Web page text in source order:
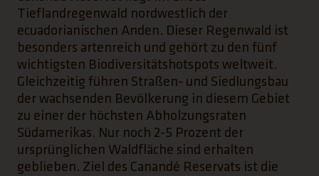
Tieflandregenwald nordwestlich der
ecuadorianischen Anden. Dieser Regenwald ist
besonders artenreich und gehört zu den fünf
wichtigsten Biodiversitätshotspots weltweit.
Gleichzeitig führen Straßen- und Siedlungsbau
der wachsenden Bevölkerung in diesem Gebiet
zu einer der höchsten Abholzungsraten
Südamerikas. Nur noch 2-5 Prozent der
ursprünglichen Waldfläche sind erhalten
geblieben. Ziel des Canandé Reservats ist die